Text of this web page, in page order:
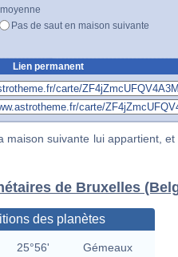
Pas de saut en maison suivante
Lien permanent
maison suivante lui appartient, et
de Bruxelles
des planètes
25°56'
Gémeaux